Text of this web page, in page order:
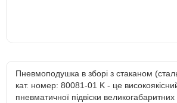
Пневмоподушка в зборі з стаканом
кат. номер: 80081-01 K - це
пневматичної підвіски